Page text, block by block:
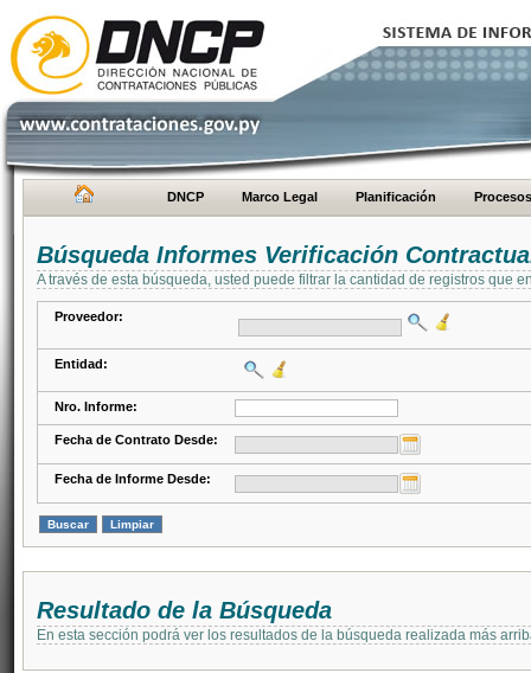
DNCP Marco Legal Planificación Procesos
Búsqueda Informes Verificación
A través de esta búsqueda, usted puede filtrar la cantidad de registros que
Proveedor:
Entidad:
Nro. Informe:
Fecha de Contrato Desde:
Fecha de Informe Desde:
Resultado de la Búsqueda
En esta sección podrá ver los resultados de la búsqueda realizada más